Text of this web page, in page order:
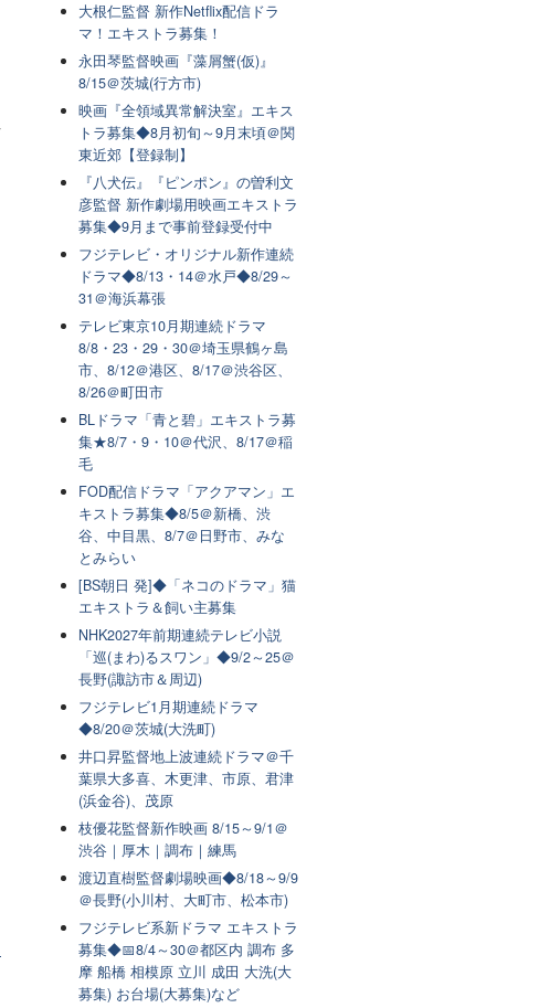
大根仁監督 新作Netflix配信ドラ
マ！エキストラ募集！
永田琴監督映画『藻屑蟹(仮)』
8/15＠茨城(行方市)
映画『全領域異常解決室』エキス
トラ募集◆8月初旬～9月末頃＠関
東近郊【登録制】
『八犬伝』『ピンポン』の曽利文
彦監督 新作劇場用映画エキストラ
募集◆9月まで事前登録受付中
フジテレビ・オリジナル新作連続
ドラマ◆8/13・14＠水戸◆8/29～
31＠海浜幕張
テレビ東京10月期連続ドラマ
8/8・23・29・30＠埼玉県鶴ヶ島
市、8/12＠港区、8/17＠渋谷区、
8/26＠町田市
BLドラマ「青と碧」エキストラ募
集★8/7・9・10＠代沢、8/17＠稲
毛
FOD配信ドラマ「アクアマン」エ
キストラ募集◆8/5＠新橋、渋
谷、中目黒、8/7＠日野市、みな
とみらい
[BS朝日 発]◆「ネコのドラマ」猫
エキストラ＆飼い主募集
NHK2027年前期連続テレビ小説
「巡(まわ)るスワン」◆9/2～25＠
長野(諏訪市＆周辺)
フジテレビ1月期連続ドラマ
◆8/20＠茨城(大洗町)
井口昇監督地上波連続ドラマ＠千
葉県大多喜、木更津、市原、君津
(浜金谷)、茂原
枝優花監督新作映画 8/15～9/1＠
渋谷｜厚木｜調布｜練馬
渡辺直樹監督劇場映画◆8/18～9/9
＠長野(小川村、大町市、松本市)
フジテレビ系新ドラマ エキストラ
募集◆📅8/4～30＠都区内 調布 多
摩 船橋 相模原 立川 成田 大洗(大
募集) お台場(大募集)など